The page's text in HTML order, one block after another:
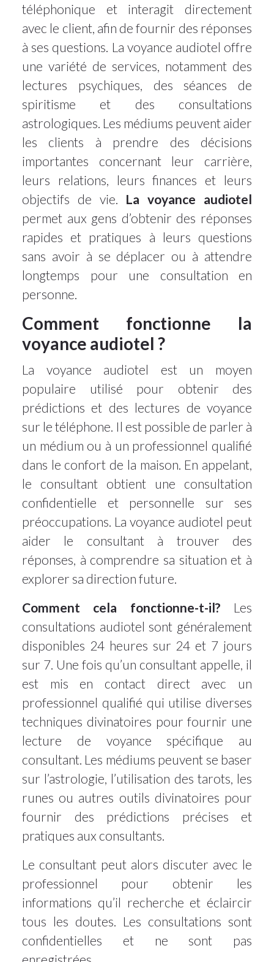
téléphonique et interagit directement
avec le client, afin de fournir des réponses
à ses questions. La voyance audiotel offre
une variété de services, notamment des
lectures psychiques, des séances de
spiritisme et des consultations
astrologiques. Les médiums peuvent aider
les clients à prendre des décisions
importantes concernant leur carrière,
leurs relations, leurs finances et leurs
objectifs de vie. La voyance audiotel
permet aux gens d’obtenir des réponses
rapides et pratiques à leurs questions
sans avoir à se déplacer ou à attendre
longtemps pour une consultation en
personne.
Comment fonctionne la
voyance audiotel ?
La voyance audiotel est un moyen
populaire utilisé pour obtenir des
prédictions et des lectures de voyance
sur le téléphone. Il est possible de parler à
un médium ou à un professionnel qualifié
dans le confort de la maison. En appelant,
le consultant obtient une consultation
confidentielle et personnelle sur ses
préoccupations. La voyance audiotel peut
aider le consultant à trouver des
réponses, à comprendre sa situation et à
explorer sa direction future.
Comment cela fonctionne-t-il? Les
consultations audiotel sont généralement
disponibles 24 heures sur 24 et 7 jours
sur 7. Une fois qu’un consultant appelle, il
est mis en contact direct avec un
professionnel qualifié qui utilise diverses
techniques divinatoires pour fournir une
lecture de voyance spécifique au
consultant. Les médiums peuvent se baser
sur l’astrologie, l’utilisation des tarots, les
runes ou autres outils divinatoires pour
fournir des prédictions précises et
pratiques aux consultants.
Le consultant peut alors discuter avec le
professionnel pour obtenir les
informations qu’il recherche et éclaircir
tous les doutes. Les consultations sont
confidentielles et ne sont pas